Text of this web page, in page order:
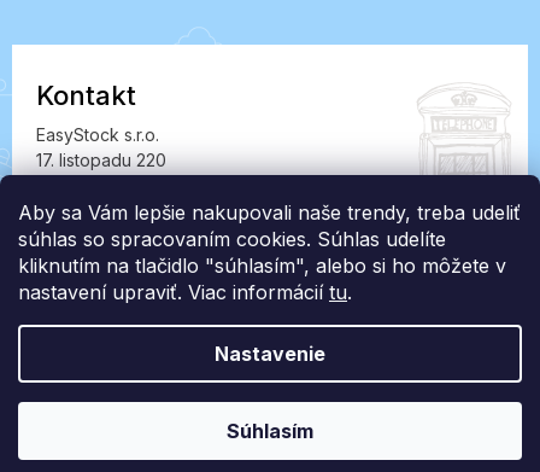
Aby sa Vám lepšie nakupovali naše trendy, treba udeliť
súhlas so spracovaním cookies. Súhlas udelíte
kliknutím na tlačidlo "súhlasím", alebo si ho môžete v
nastavení upraviť. Viac informácií tu.
Nastavenie
Súhlasím
Kontakt
EasyStock s.r.o.
17. listopadu 220
IČ: 07727402, DIČ: CZ07727402
info@londonclub.sk